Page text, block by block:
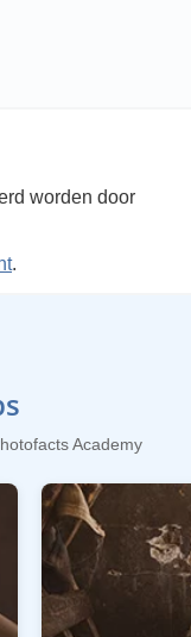
worden door
.
Academy